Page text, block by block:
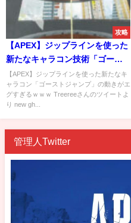
攻略
【APEX】ジップラインを使った
新たなキャラコン技術「ゴース
トジャンプ」の動きがエグすぎ
るｗｗｗ
【APEX】ジップラインを使った新たなキ
ャラコン「ゴーストジャンプ」の動きがエ
グすぎるｗｗｗ Treereeさんのツイートよ
り new gh...
管理人Twitter